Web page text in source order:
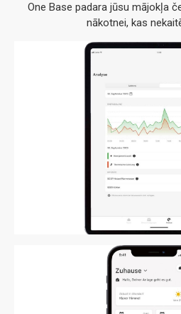
One Base padara jūsu mājokļa
nākotnei, kas